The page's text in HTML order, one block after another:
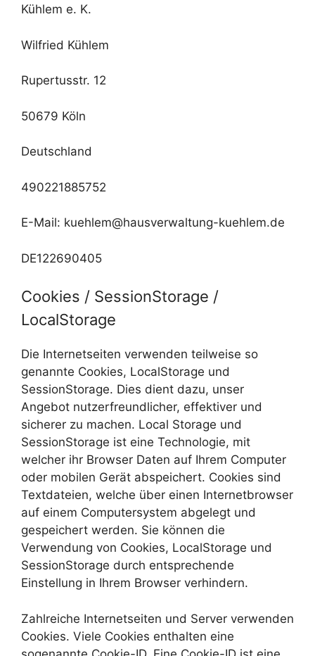
Kühlem e. K.
Wilfried Kühlem
Rupertusstr. 12
50679 Köln
Deutschland
490221885752
E-Mail: kuehlem@hausverwaltung-kuehlem.de
DE122690405
Cookies / SessionStorage /
LocalStorage
Die Internetseiten verwenden teilweise so
genannte Cookies, LocalStorage und
SessionStorage. Dies dient dazu, unser
Angebot nutzerfreundlicher, effektiver und
sicherer zu machen. Local Storage und
SessionStorage ist eine Technologie, mit
welcher ihr Browser Daten auf Ihrem Computer
oder mobilen Gerät abspeichert. Cookies sind
Textdateien, welche über einen Internetbrowser
auf einem Computersystem abgelegt und
gespeichert werden. Sie können die
Verwendung von Cookies, LocalStorage und
SessionStorage durch entsprechende
Einstellung in Ihrem Browser verhindern.
Zahlreiche Internetseiten und Server verwenden
Cookies. Viele Cookies enthalten eine